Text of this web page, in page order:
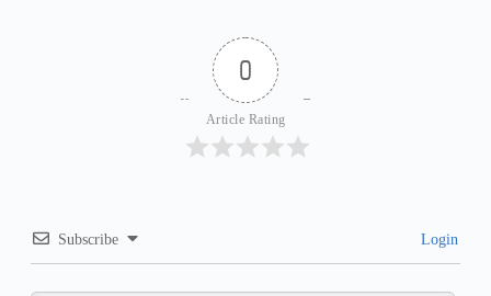
0
Article Rating
Subscribe Login